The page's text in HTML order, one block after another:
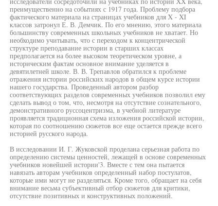
преимущественно на событиях с 1917 года. Проблему подбора
фактического материала на страницах учебников для X - XI
классов затронул Е. В. Демчик. По его мнению, этого материала
большинству современных школьных учебников не хватает. Но
необходимо учитывать, что с переходом к концентрической
структуре преподавание истории в старших классах
предполагается на более высоком теоретическом уровне, а
историческим фактам основное внимание уделяется в
девятилетней школе. В. В. Трепавлов обратился к проблеме
отражения истории российских народов в общем курсе истории
нашего государства. Проведенный автором разбор
соответствующих разделов современных учебников позволил ему
сделать вывод о том, что, несмотря на отсутствие сознательного,
демонстративного руссоцентризма, в учебной литературе
проявляется традиционная схема изложения российской истории,
которая по соотношению сюжетов все еще остается прежде всего
историей русского народа.
В исследовании И. Г. Жуковской проделана серьезная работа по
определению системы ценностей, лежащей в основе современных
учебников новейшей истории'3. Вместе с тем она пытается
навязать авторам учебников определенный набор постулатов,
которые ими могут не разделяться. Кроме того, обращает на себя
внимание весьма субъективный отбор сюжетов для критики,
отсутствие позитивных и конструктивных положений.